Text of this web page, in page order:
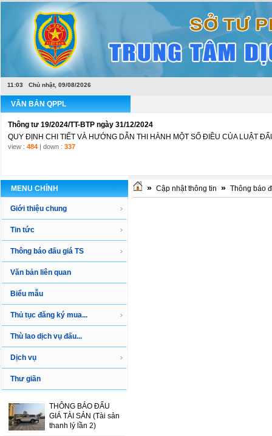
11:03 Chủ nhật, 09/08/2026
VĂN BẢN QPPL
Văn bản hợp nhất Luật Đấu giá tài sản
LUẬT ĐẤU GIÁ TÀI SẢNLuật Đấu giá tài sản số 01/2016/QH14 ngày 17 tháng
view : 1170 | down :449
Thông tư 19/2024/TT-BTP ngày 31/12/2024
QUY ĐỊNH CHI TIẾT VÀ HƯỚNG DẪN THI HÀNH MỘT SỐ ĐIỀU CỦA LUẬT
view : 484 | down : 337
MENU CHÍNH
Giới thiệu chung
Tin tức
Thông báo đấu giá TS
Văn bản liên quan
Biểu mẫu
Thủ tục đăng ký mua...
Thù lao dịch vụ đấu...
Dịch vụ
Thư giãn
THÔNG BÁO ĐẤU
GIÁ TÀI SẢN (Tài sản
thanh lý lần 2)
» Cập nhật thông tin » Thông báo